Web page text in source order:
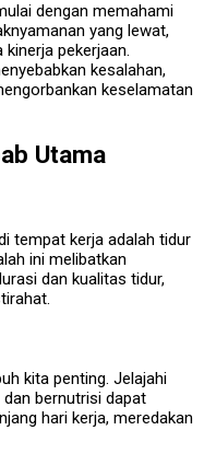
dengan memahami
yang lewat,
pekerjaan.
kesalahan,
keselamatan
Utama
tempat kerja adalah tidur
ini melibatkan
dan kualitas tidur,
kita penting. Jelajahi
bernutrisi dapat
hari kerja, meredakan